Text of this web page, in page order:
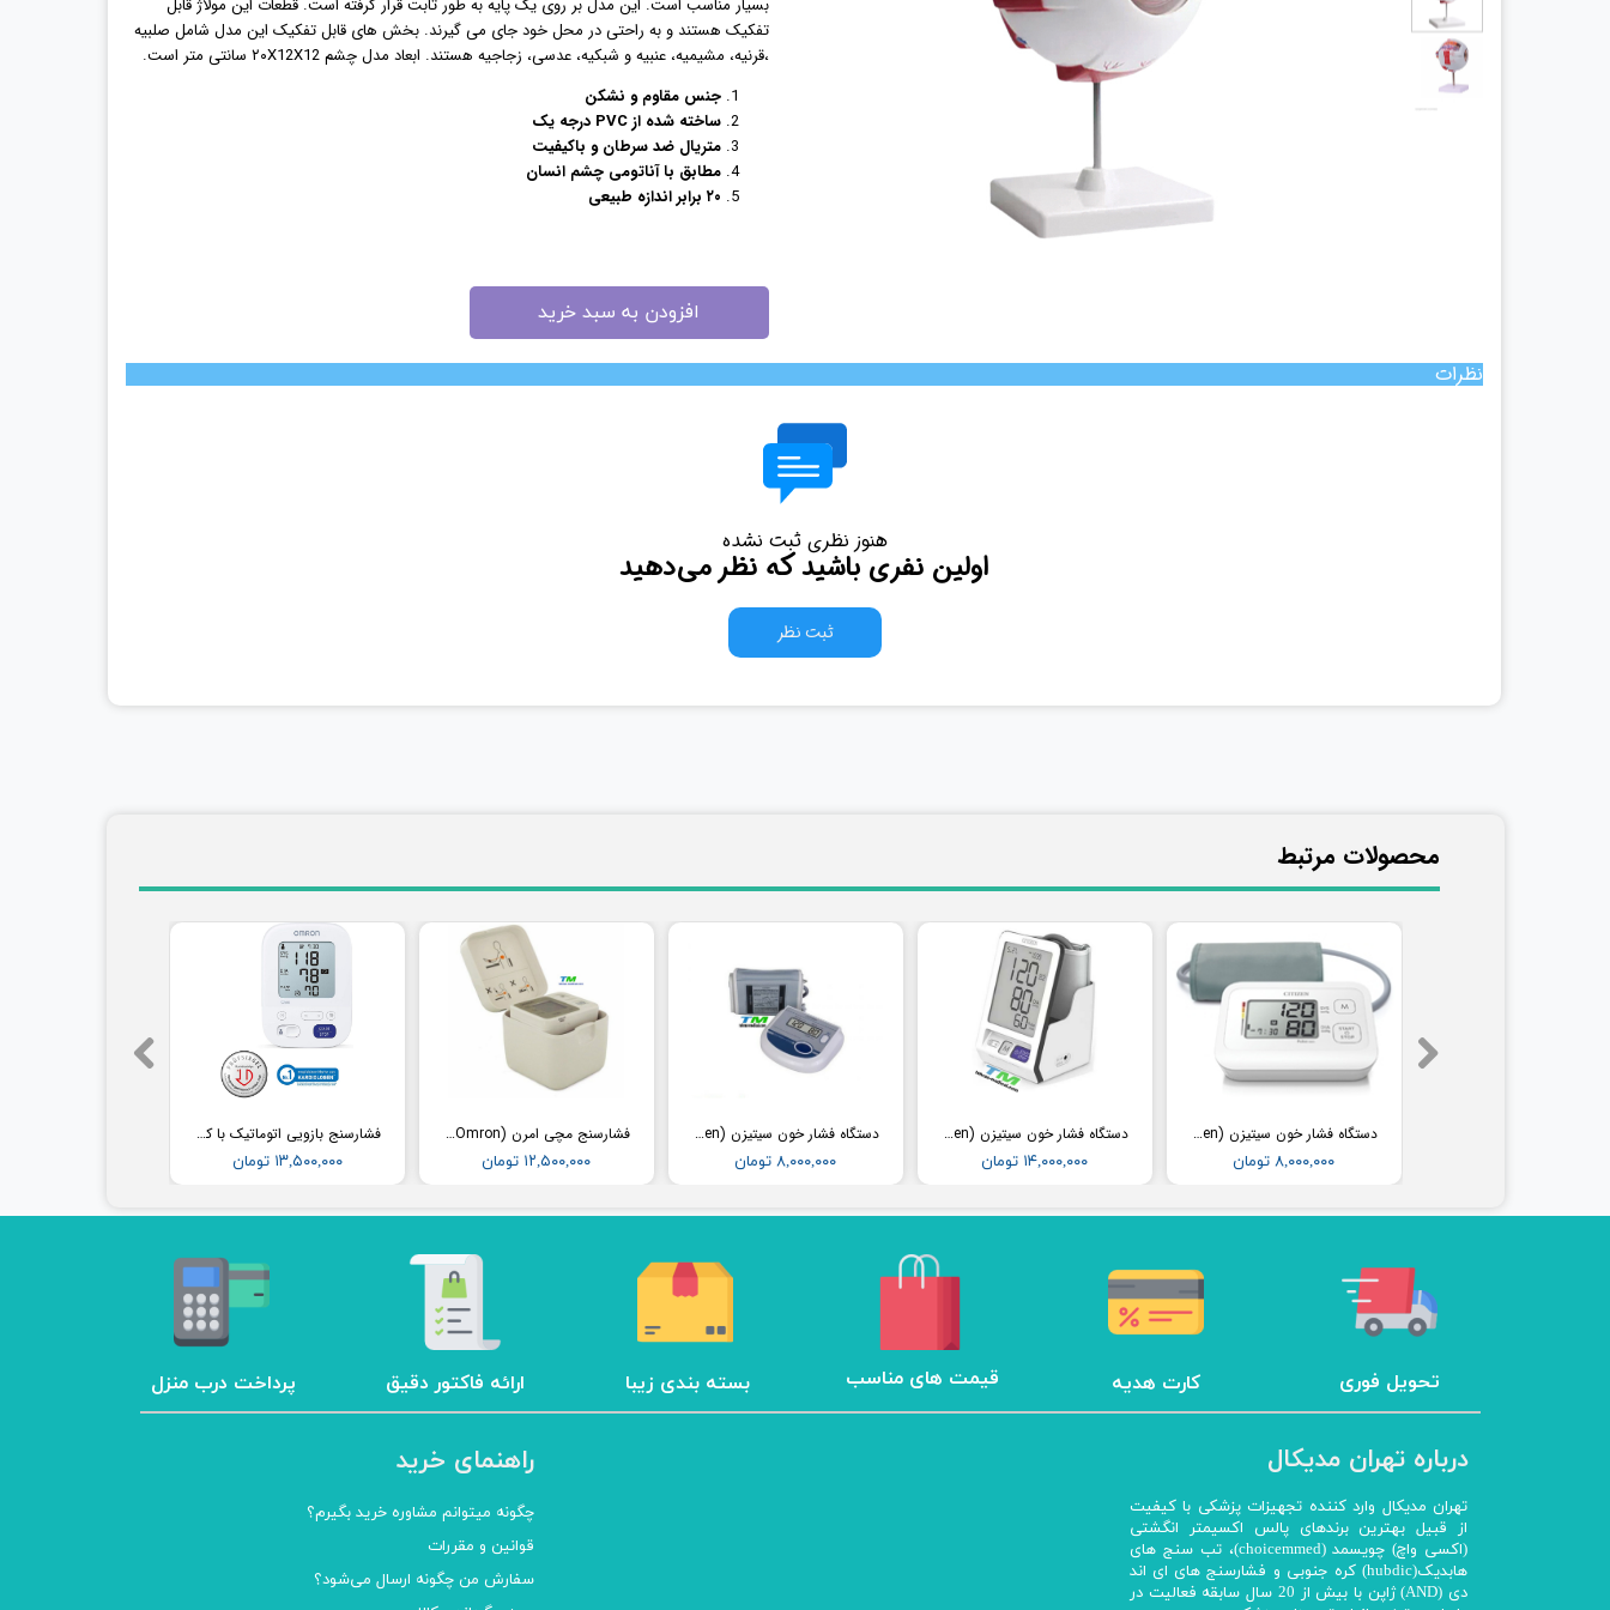
چراغ معاینه
سالپنژوگراف
چراغ قوه پزشکی
نگاتوسکوپ
شیردوش برقی
دستگاه ماسک ساز
بسیار مناسب است. این مدل بر روی یک پایه به طور ثابت قرار گرفته است. قطعات این مولاژ قابل
تفکیک هستند و به راحتی در محل خود جای می گیرند. بخش های قابل تفکیک این مدل شامل صلبیه
،قرنیه، مشیمیه، عنبیه و شبکیه، عدسی، زجاجیه هستند. ابعاد مدل چشم ۲۰X12X12 سانتی متر است.
جنس مقاوم و نشکن
ساخته شده از PVC درجه یک
متریال ضد سرطان و باکیفیت
مطابق با آناتومی چشم انسان
۲۰ برابر اندازه طبیعی
افزودن به سبد خرید
نظرات
هنوز نظری ثبت نشده
اولین نفری باشید که نظر می‌دهید
ثبت نظر
فشارسنج بازویی اتوماتیک با کاف پهن امرن (OMRON) مدل M3
۱۳,۵۰۰,۰۰۰ تومان
فشارسنج مچی امرن (Omron) مدل RS2
۱۲,۵۰۰,۰۰۰ تومان
دستگاه فشار خون سیتیزن (Citizen) مدل CH452
۸,۰۰۰,۰۰۰ تومان
دستگاه فشار خون سیتیزن (Citizen) مدل CH456
۱۴,۰۰۰,۰۰۰ تومان
دستگاه فشار خون سیتیزن (Citizen) مدل CH304
۸,۰۰۰,۰۰۰ تومان
​محصولات مرتبط
تحویل فوری کارت هدیه ​قیمت های مناسب بسته بندی زیبا ارائه فاکتور دقیق پرداخت درب منزل
درباره تهران مدیکال
تهران مدیکال وارد کننده تجهیزات پزشکی با کیفیت
از قبیل بهترین برندهای پالس اکسیمتر انگشتی
(اکسی واچ) چویسمد (choicemmed)، تب سنج های
هابدیک(hubdic) کره جنوبی و فشارسنج های ای اند
دی (AND) ژاپن با بیش از 20 سال سابقه فعالیت در
راهنمای خرید
چگونه میتوانم مشاوره خرید بگیرم؟
قوانین و مقررات
سفارش من چگونه ارسال می‌شود؟